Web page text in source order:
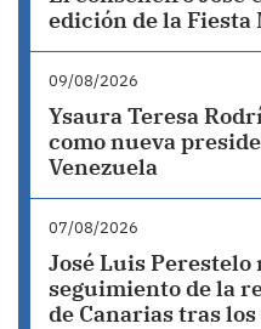
edición de la Fiesta
09/08/2026
Ysaura Teresa
como nueva
Venezuela
07/08/2026
José Luis Perestelo
seguimiento de la
de Canarias tras